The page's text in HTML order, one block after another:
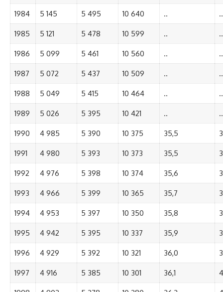
1984 5 145 5 495 10 640 .. ..
1985 5 121 5 478 10 599 .. ..
1986 5 099 5 461 10 560 .. ..
1987 5 072 5 437 10 509 .. ..
1988 5 049 5 415 10 464 .. ..
1989 5 026 5 395 10 421 .. ..
1990 4 985 5 390 10 375 35,5
1991 4 980 5 393 10 373 35,5
1992 4 976 5 398 10 374 35,6
1993 4 966 5 399 10 365 35,7
1994 4 953 5 397 10 350 35,8
1995 4 942 5 395 10 337 35,9
1996 4 929 5 392 10 321 36,0
1997 4 916 5 385 10 301 36,1